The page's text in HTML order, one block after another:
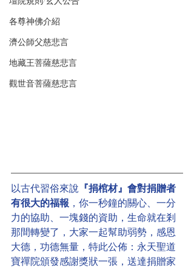
各尊神佛介紹
濟公師父慈悲言
地藏王菩薩慈悲言
觀世音菩薩慈悲言
以古代習俗來說 『捐棺材』會對捐贈者
有很大的福報 ，你一秒鐘的關心、一分
力的協助、一塊錢的資助，生命就在剎
那間轉變了，大家一起幫助弱勢，感恩
大德，功德無量，特此公佈：永天聖道
寶禪院頒發感謝獎狀一張，送達捐贈家